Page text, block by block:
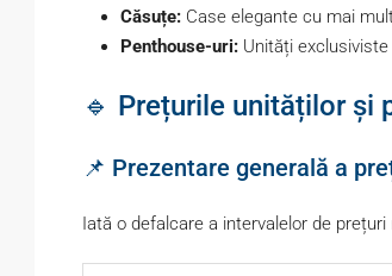
Căsuțe: Case elegante cu mai
Penthouse-uri: Unități
🔹 Prețurile unităților și
📌 Prezentare generală a
Iată o defalcare a intervalelor de